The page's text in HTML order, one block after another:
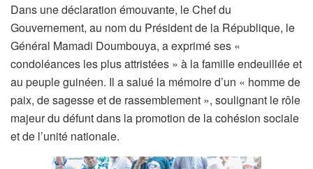
Dans une déclaration émouvante, le Chef du
Gouvernement, au nom du Président de la République, le
Général Mamadi Doumbouya, a exprimé ses «
condoléances les plus attristées » à la famille endeuillée et
au peuple guinéen. Il a salué la mémoire d’un « homme de
paix, de sagesse et de rassemblement », soulignant le rôle
majeur du défunt dans la promotion de la cohésion sociale
et de l’unité nationale.